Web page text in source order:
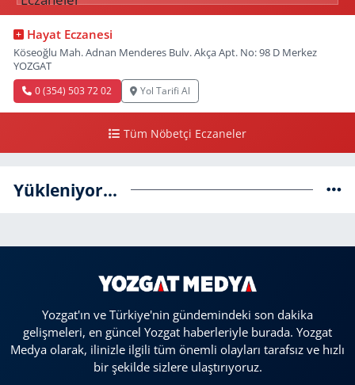
Hayat Eczanesi
Köseoğlu Mah. Adnan Menderes Bulv. Akça Apt. No: 98 D Merkez
YOZGAT
0 (354) 503 72 02 Yol Tarifi Al
Tüm Nöbetçi Eczaneler
Yükleniyor...
Yozgat'ın ve Türkiye'nin gündemindeki son dakika
gelişmeleri, en güncel Yozgat haberleriyle burada. Yozgat
Medya olarak, ilinizle ilgili tüm önemli olayları tarafsız ve hızlı
bir şekilde sizlere ulaştırıyoruz.